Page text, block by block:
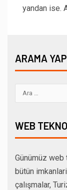
yandan ise.
ARAMA YAP
WEB
Günümüz
bütün
çalışmalar,